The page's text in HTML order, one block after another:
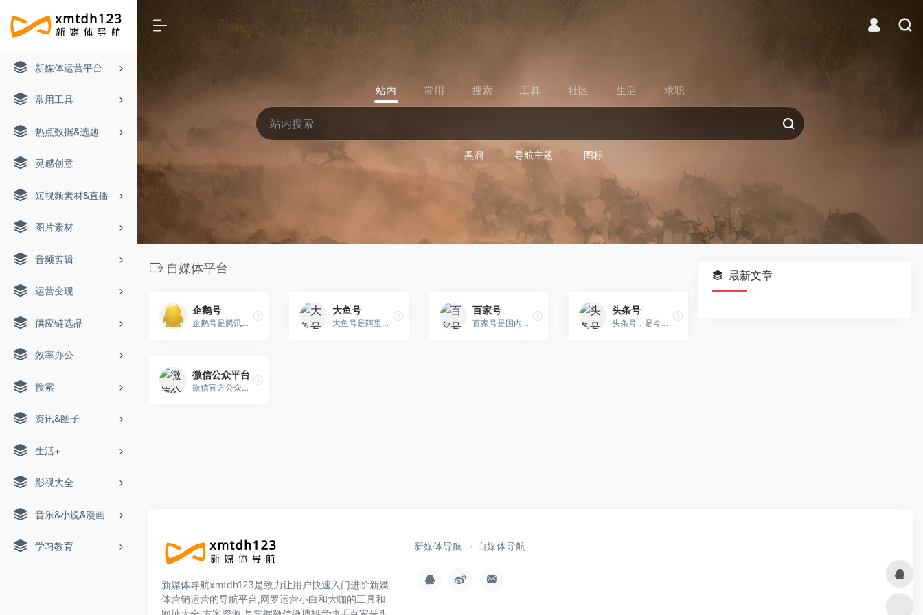
新媒体运营平台
常用工具
热点数据&选题
灵感创意
短视频素材&直播
图片素材
音频剪辑
运营变现
供应链选品
效率办公
搜索
资讯&圈子
生活+
影视大全
音乐&小说&漫画
学习教育
站内 常用 搜索 工具 社区 生活 求职
黑洞 导航主题 图标
自媒体平台
企鹅号
企鹅号是腾讯旗下的一站式内容创作运营平台，致力于帮助媒体、自媒体、企业、机构获得更多曝光与关注，持续扩大品牌影响力和商业变现能力，内容创作者可以在企鹅号自媒体平台
大鱼号
大鱼号是阿里文娱体系为内容创作者提供的统一账号。大鱼号官网实现了阿里文娱体系一点接入，多点分发。可分发到UC优酷、土豆…大鱼号自媒体平台支持带入变量,内容灵活
百家号
百家号是国内最大搜索引擎百度给自媒体创作者、企业推广、新闻媒体、政府组织和其他社会团体提供的自媒体互动平台，近500万创作者在百家号注册登录发布内容，通过百度信息流…
头条号
头条号，是今日头条旗下基于内容创作和分发的自媒体平台, 注册方法需进入头条号官网的后台入口处注册并登录,适合媒体、公司、机构、自媒体，政府机构等，三大亮点：能推荐，高…
微信公众平台
微信官方公众号运营平台登录
最新文章
新媒体导航xmtdh123是致力让用户快速入门进阶新媒
体营销运营的导航平台,网罗运营小白和大咖的工具和
新媒体导航 自媒体导航